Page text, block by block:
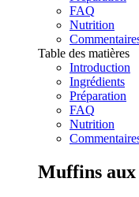
FAQ
Nutrition
Table des matières
Introduction
Ingrédients
Préparation
FAQ
Nutrition
Muffins aux